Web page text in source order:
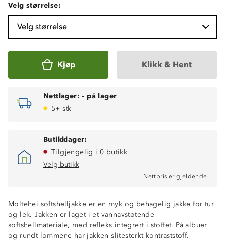
Velg størrelse:
Velg størrelse
Kjøp Klikk & Hent
Nettlager: - på lager
5+ stk
Butikklager:
Tilgjengelig i 0 butikk
Velg butikk
Nettpris er gjeldende.
Moltehei softshelljakke er en myk og behagelig jakke for tur
og lek. Jakken er laget i et vannavstøtende
softshellmateriale, med refleks integrert i stoffet. På albuer
og rundt lommene har jakken slitesterkt kontraststoff.
Fukttransporterende
To glidelåslommer
Refleksdetaljer
Strikk nederst i ermene